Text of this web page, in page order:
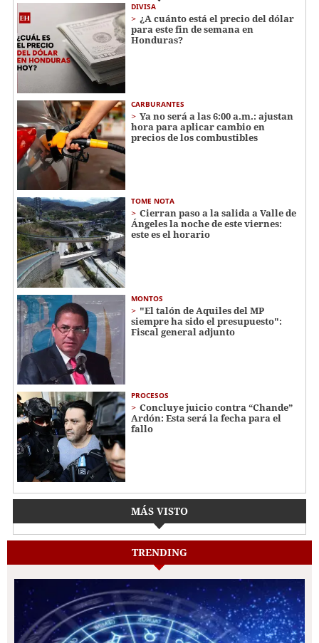
DIVISA
¿A cuánto está el precio del dólar
para este fin de semana en
Honduras?
CARBURANTES
Ya no será a las 6:00 a.m.: ajustan
hora para aplicar cambio en
precios de los combustibles
TOME NOTA
Cierran paso a la salida a Valle de
Ángeles la noche de este viernes:
este es el horario
MONTOS
"El talón de Aquiles del MP
siempre ha sido el presupuesto":
Fiscal general adjunto
PROCESOS
Concluye juicio contra “Chande”
Ardón: Esta será la fecha para el
fallo
MÁS VISTO
TRENDING